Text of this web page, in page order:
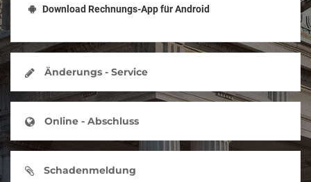
Download Rechnungs-App für Android
Änderungs - Service
Online - Abschluss
Schadenmeldung